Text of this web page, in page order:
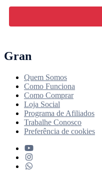
Gran
Quem Somos
Como Funciona
Como Comprar
Loja Social
Programa de Afiliados
Trabalhe Conosco
Preferência de cookies